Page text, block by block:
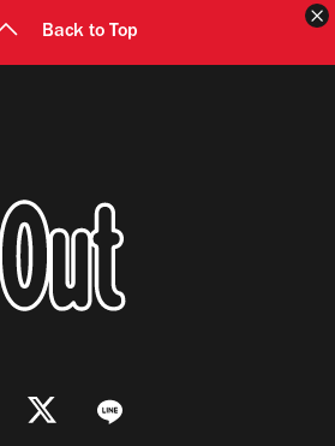
Back to Top